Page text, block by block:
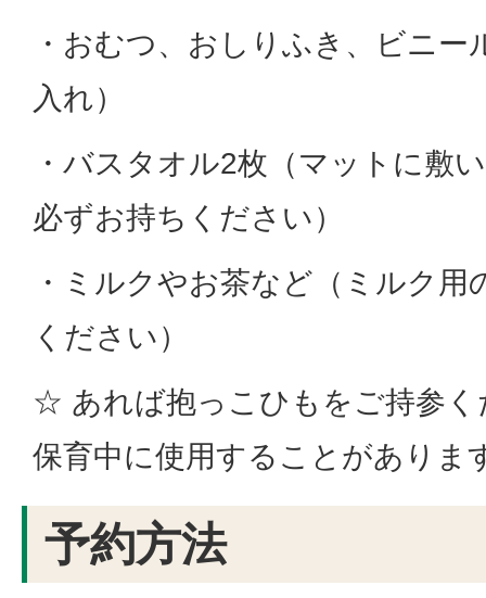
・おむつ、おしりふき、ビニー
入れ）
・バスタオル2枚（マットに敷
必ずお持ちください）
・ミルクやお茶など（ミルク用
ください）
☆ あれば抱っこひもをご持参く
保育中に使用することがありま
予約方法